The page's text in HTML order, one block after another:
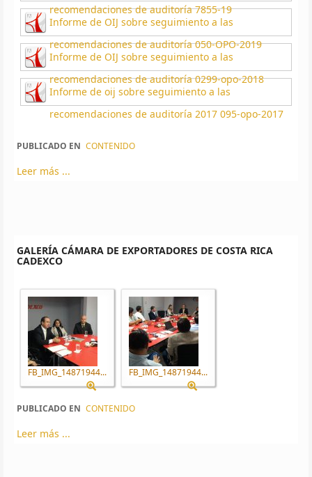
recomendaciones de auditoría 7855-19
Informe de OIJ sobre seguimiento a las
recomendaciones de auditoría 050-OPO-2019
Informe de OIJ sobre seguimiento a las
recomendaciones de auditoría 0299-opo-2018
Informe de oij sobre seguimiento a las
recomendaciones de auditoría 2017 095-opo-2017
PUBLICADO EN CONTENIDO
Leer más ...
GALERÍA CÁMARA DE EXPORTADORES DE COSTA RICA
CADEXCO
FB_IMG_14871944... FB_IMG_14871944...
PUBLICADO EN CONTENIDO
Leer más ...